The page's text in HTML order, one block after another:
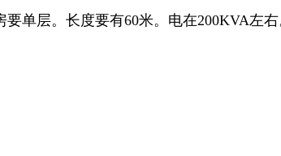
单层。长度要有60米。电在200KVA左右